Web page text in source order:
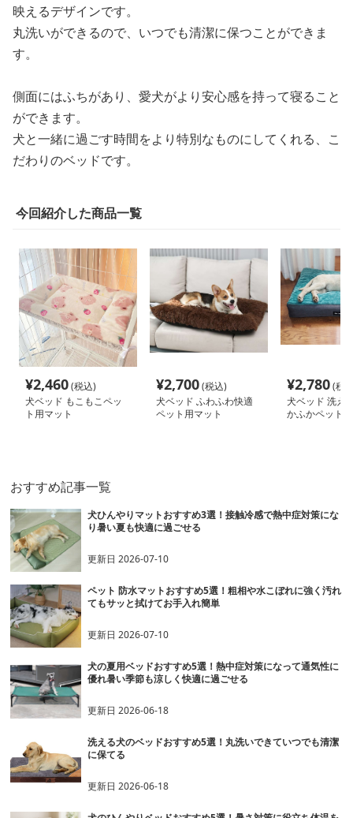
映えるデザインです。
丸洗いができるので、いつでも清潔に保つことができま
す。
側面にはふちがあり、愛犬がより安心感を持って寝ること
ができます。
犬と一緒に過ごす時間をより特別なものにしてくれる、こ
だわりのベッドです。
今回紹介した商品一覧
¥2,460(税込)
犬ベッド もこもこペッ
ト用マット
¥2,700(税込)
犬ベッド ふわふわ快適
ペット用マット
¥2,780(税
犬ベッド 洗え
かふかペット
おすすめ記事一覧
犬ひんやりマットおすすめ3選！接触冷感で熱中症対策にな
り暑い夏も快適に過ごせる
更新日2026-07-10
ペット 防水マットおすすめ5選！粗相や水こぼれに強く汚れ
てもサッと拭けてお手入れ簡単
更新日2026-07-10
犬の夏用ベッドおすすめ5選！熱中症対策になって通気性に
優れ暑い季節も涼しく快適に過ごせる
更新日2026-06-18
洗える犬のベッドおすすめ5選！丸洗いできていつでも清潔
に保てる
更新日2026-06-18